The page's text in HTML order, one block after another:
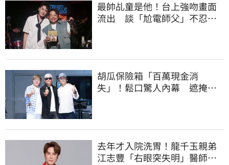
最帥乩童是他！台上強吻畫面
流出 談「尬電師父」不忍發
胡瓜保險箱「百萬現金消
失」！鬆口驚人內幕 遮掩滅
去年才入院洗胃！龍千玉親弟
江志豐「右眼突失明」醫師驚